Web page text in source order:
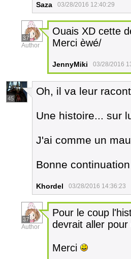
Saza 03/28/2016 12:40:29
37
Author
Ouais XD cette
Merci èwé/
JennyMiki 03/28/2016
45
Oh, il va leur
Une histoire... sur
J'ai comme un
Bonne continuation
Khordel 03/28/2016 14:36:23
37
Author
Pour le coup
devrait aller pour
Merci